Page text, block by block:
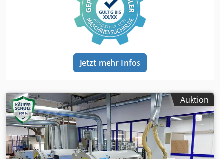
rechts inklusive Lenkrollen Maschinenabmessung L x B x H
= 1750 x 660 x 1300 mm
Jetzt mehr Infos
Auktion